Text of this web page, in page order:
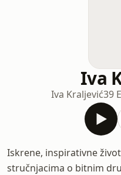
Iva
Iva Kraljević39
Iskrene, inspirativne
stručnjacima o bitnim